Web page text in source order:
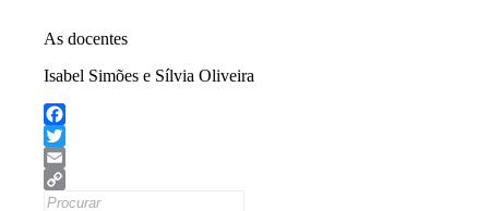
As docentes
Isabel Simões e Sílvia Oliveira
Facebook
Twitter
Email
Copy
Search